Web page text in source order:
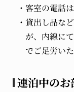
客室の電話
貸出し品な
が、内線に
でご足労い
連泊中の